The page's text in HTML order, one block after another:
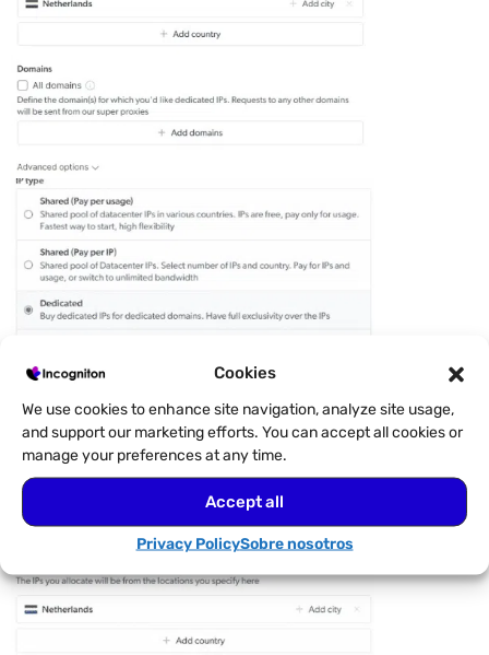
Cookies
We use cookies to enhance site navigation, analyze site usage,
and support our marketing efforts. You can accept all cookies or
manage your preferences at any time.
Accept all
Privacy PolicySobre nosotros